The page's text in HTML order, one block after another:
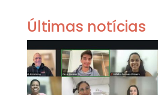
Últimas notícias